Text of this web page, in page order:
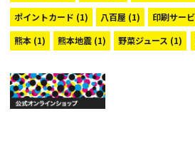
ポイントカード (1) 八百屋 (1) 印刷サー
熊本 (1) 熊本地震 (1) 野菜ジュース (1)